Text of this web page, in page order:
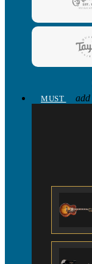
MUST
add